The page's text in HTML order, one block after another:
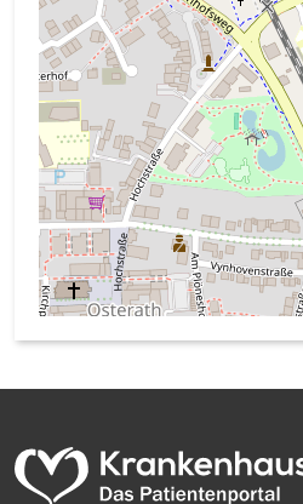
Messung der Werbeleistung
Messung der Performance von
Analyse von Zielgruppen
verschiedenen Quellen
Entwicklung und
Verwendung reduzierter
IAB-Besonderheiten:
Verwendung genauer
Geräte anhand von aktiv
Nicht-IAB-Verarbeitungszwecke:
Performance